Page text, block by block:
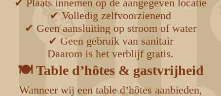
✔ Plaats innemen op de aangegeven locatie
✔ Volledig zelfvoorzienend
✔ Geen aansluiting op stroom of water
✔ Geen gebruik van sanitair
Daarom is het verblijf gratis.
🍽️ Table d’hôtes & gastvrijheid
Wanneer wij een table d’hôtes aanbieden,